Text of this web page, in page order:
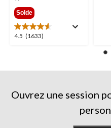
Solde
4.5 (1633)
4.5
Ouvrez une session